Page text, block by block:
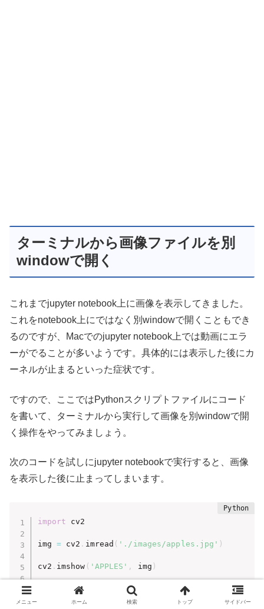
ターミナルから画像ファイルを別
windowで開く
これまでjupyter notebook上に画像を表示してきました。
これをnotebook上にではなく別windowで開くこともでき
るのですが、Macでのjupyter notebook上では動画にエラ
ーがでることが多いようです。具体的には表示した後にカ
ーネルが止まるといった症状です。
ですので、ここではPythonスクリプトファイルにコード
を書いて、ターミナルから実行して画像を別windowで開
く操作をやってみましょう。
次のコードを試しにjupyter notebookで実行すると、画像
を表示した後に止まってしまいます。
import cv2
img = cv2 . imread ( './images/apples.jpg' )
cv2 . imshow ( 'APPLES' , img )
waitKey
メニュー ホーム 検索 トップ サイドバー